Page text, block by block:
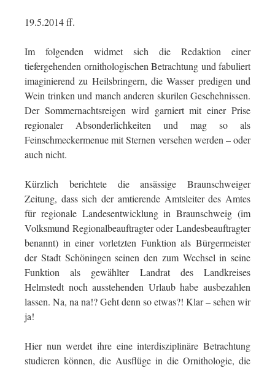
19.5.2014 ff.
Im folgenden widmet sich die Redaktion einer
tiefergehenden ornithologischen Betrachtung und fabuliert
imaginierend zu Heilsbringern, die Wasser predigen und
Wein trinken und manch anderen skurilen Geschehnissen.
Der Sommernachtsreigen wird garniert mit einer Prise
regionaler Absonderlichkeiten und mag so als
Feinschmeckermenue mit Sternen versehen werden – oder
auch nicht.
Kürzlich berichtete die ansässige Braunschweiger
Zeitung, dass sich der amtierende Amtsleiter des Amtes
für regionale Landesentwicklung in Braunschweig (im
Volksmund Regionalbeauftragter oder Landesbeauftragter
benannt) in einer vorletzten Funktion als Bürgermeister
der Stadt Schöningen seinen den zum Wechsel in seine
Funktion als gewählter Landrat des Landkreises
Helmstedt noch ausstehenden Urlaub habe ausbezahlen
lassen. Na, na na!? Geht denn so etwas?! Klar – sehen wir
ja!
Hier nun werdet ihre eine interdisziplinäre Betrachtung
studieren können, die Ausflüge in die Ornithologie, die